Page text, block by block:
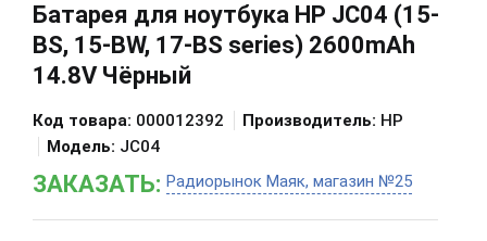
Батарея для ноутбука HP JC04 (15-
BS, 15-BW, 17-BS series) 2600mAh
14.8V Чёрный
Код товара: 000012392 Производитель: HP
Модель: JC04
ЗАКАЗАТЬ: Радиорынок Маяк, магазин №25